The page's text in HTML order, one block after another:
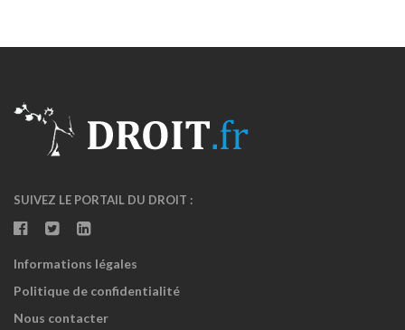
SUIVEZ LE PORTAIL DU DROIT :
Informations légales
Politique de confidentialité
Nous contacter